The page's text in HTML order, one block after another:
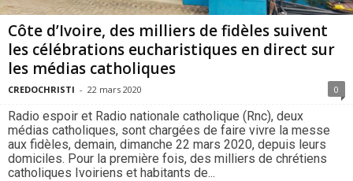
Côte d’Ivoire, des milliers de fidèles suivent
les célébrations eucharistiques en direct sur
les médias catholiques
CREDOCHRISTI - 22 mars 2020 0
Radio espoir et Radio nationale catholique (Rnc), deux
médias catholiques, sont chargées de faire vivre la messe
aux fidèles, demain, dimanche 22 mars 2020, depuis leurs
domiciles. Pour la première fois, des milliers de chrétiens
catholiques Ivoiriens et habitants de...